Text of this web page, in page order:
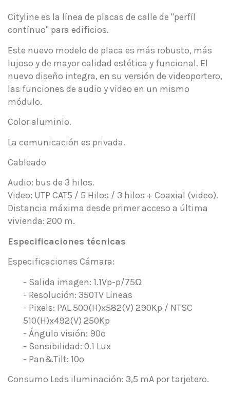
Cityline es la línea de placas de calle de "perfíl
contínuo" para edificios.
Este nuevo modelo de placa es más robusto, más
lujoso y de mayor calidad estética y funcional. El
nuevo diseño integra, en su versión de videoportero,
las funciones de audio y video en un mismo
módulo.
Color aluminio.
La comunicación es privada.
Cableado
Audio: bus de 3 hilos.
Video: UTP CAT5 / 5 Hilos / 3 hilos + Coaxial (video).
Distancia máxima desde primer acceso a última
vivienda: 200 m.
Especificaciones técnicas
Especificaciones Cámara:
- Salida imagen: 1.1Vp-p/75Ω
- Resolución: 350TV Lineas
- Pixels: PAL 500(H)x582(V) 290Kp / NTSC
510(H)x492(V) 250Kp
- Ángulo visión: 90º
- Sensibilidad: 0.1 Lux
- Pan&Tilt: 10º
Consumo Leds iluminación: 3,5 mA por tarjetero.